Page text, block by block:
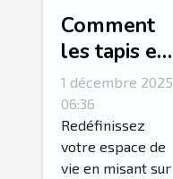
Comment
les tapis en
jute peuvent
transformer
votre
intérieur ?
1 décembre 2025
06:36
Redéfinissez
votre espace de
vie en misant sur